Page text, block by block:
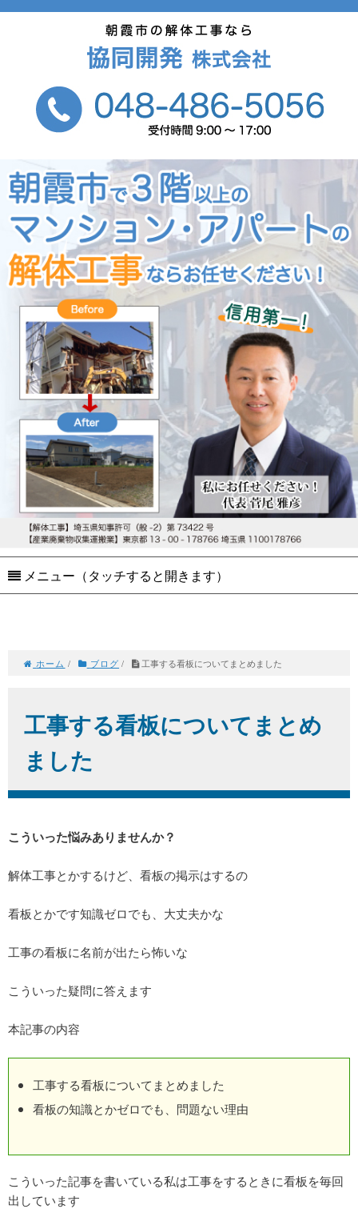
メニュー（タッチすると開きます）
ホーム / ブログ / 工事する看板についてまとめました
工事する看板についてまとめ
ました
こういった悩みありませんか？
解体工事とかするけど、看板の掲示はするの
看板とかです知識ゼロでも、大丈夫かな
工事の看板に名前が出たら怖いな
こういった疑問に答えます
本記事の内容
工事する看板についてまとめました
看板の知識とかゼロでも、問題ない理由
こういった記事を書いている私は工事をするときに看板を毎回
出しています